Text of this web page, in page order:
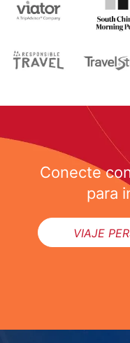
Conecte
para
VIAJE